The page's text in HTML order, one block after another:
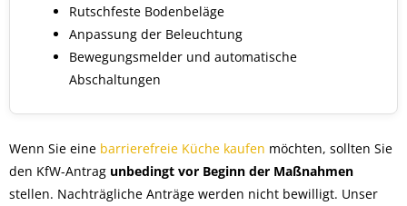
Rutschfeste Bodenbeläge
Anpassung der Beleuchtung
Bewegungsmelder und automatische
Abschaltungen
Wenn Sie eine barrierefreie Küche kaufen möchten, sollten Sie
den KfW-Antrag unbedingt vor Beginn der Maßnahmen
stellen. Nachträgliche Anträge werden nicht bewilligt. Unser